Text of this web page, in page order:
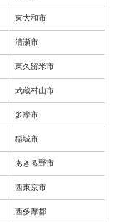
東大和市
清瀬市
東久留米市
武蔵村山市
多摩市
稲城市
あきる野市
西東京市
西多摩郡